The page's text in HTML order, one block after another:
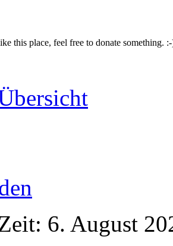
this place, feel free to donate something.
6. August